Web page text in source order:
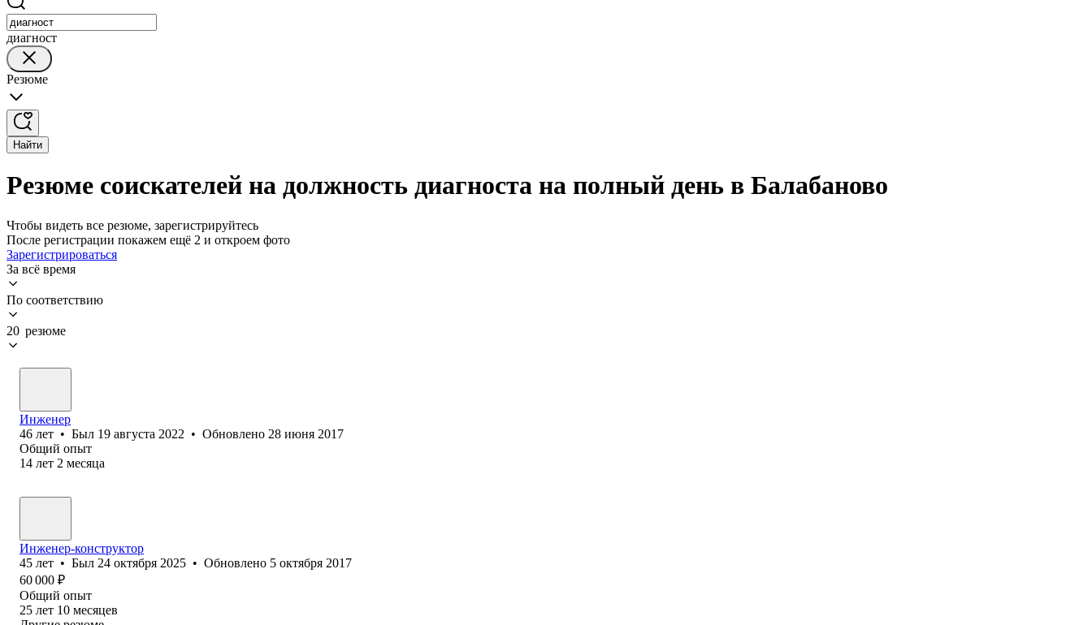
диагност
Резюме
Найти
Резюме соискателей на должность диагноста на полный день в Балабаново
Чтобы видеть все резюме, зарегистрируйтесь
После регистрации покажем ещё 2 и откроем фото
Зарегистрироваться
За всё время
По соответствию
20 резюме
Инженер
46 лет • Был 19 августа 2022 • Обновлено 28 июня 2017
Общий опыт
14 лет 2 месяца
Инженер-конструктор
45 лет • Был 24 октября 2025 • Обновлено 5 октября 2017
60 000 ₽
Общий опыт
25 лет 10 месяцев